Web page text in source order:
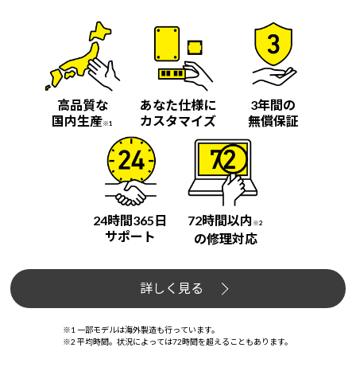
高品質な
国内生産※1
あなた仕様に
カスタマイズ
3年間の
無償保証
24時間365日
サポート
72時間以内 ※2
の修理対応
詳しく見る
※1 一部モデルは海外製造も行っています。
※2 平均時間。状況によっては72時間を超えることもあります。